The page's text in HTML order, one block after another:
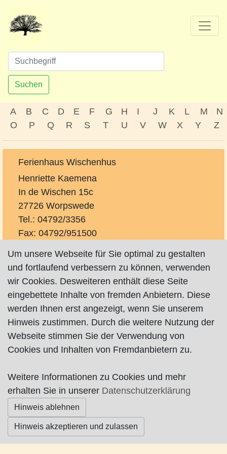
Suchen
A B C D E F G H I J K L M
N
O
P Q R S T U V W X Y Z
Ferienhaus Wischenhus
Henriette Kaemena
In de Wischen 15c
27726 Worpswede
Tel.: 04792/3356
Fax: 04792/951500
steffen.kaemena@t-online.de
Impressum|Datenschutz| AGB
© Worpswede24 2015-2026
Um unsere Webseite für Sie optimal zu gestalten
und fortlaufend verbessern zu können, verwenden
wir Cookies. Desweiteren enthält diese Seite
eingebettete Inhalte von fremden Anbietern. Diese
werden Ihnen erst angezeigt, wenn Sie unserem
Hinweis zustimmen. Durch die weitere Nutzung der
Webseite stimmen Sie der Verwendung von
Cookies und Inhalten von Fremdanbietern zu.
Weitere Informationen zu Cookies und mehr
erhalten Sie in unserer Datenschutzerklärung
Hinweis ablehnen
Hinweis akzeptieren und zulassen